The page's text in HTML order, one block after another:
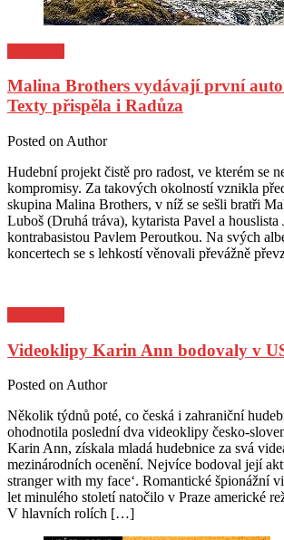
Malina Brothers vydávají první
Texty přispěla i Radůza
Posted on Author
Hudební projekt čistě pro radost, ve kterém se
kompromisy. Za takových okolností vznikla
skupina Malina Brothers, v níž se sešli bratři
Luboš (Druhá tráva), kytarista Pavel a houslista
kontrabasistou Pavlem Peroutkou. Na svých
koncertech se s lehkostí věnovali převážně
Videoklipy Karin Ann bodovaly v
Posted onAuthor
Několik týdnů poté, co česká i zahraniční
ohodnotila poslední dva videoklipy česko-
Karin Ann, získala mladá hudebnice za svá
mezinárodních ocenění. Nejvíce bodoval její
stranger with my face‘. Romantické špionážní
let minulého století natočilo v Praze americké
V hlavních rolích […]